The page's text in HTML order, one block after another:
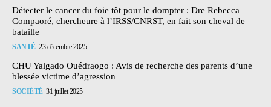
Détecter le cancer du foie tôt pour le dompter : Dre Rebecca
Compaoré, chercheure à l’IRSS/CNRST, en fait son cheval de
bataille
SANTÉ 23 décembre 2025
CHU Yalgado Ouédraogo : Avis de recherche des parents d’une
blessée victime d’agression
SOCIÉTÉ 31 juillet 2025